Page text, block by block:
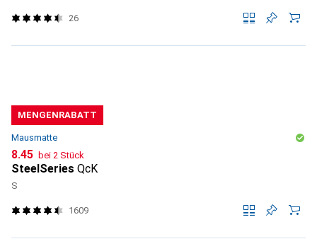
26
MENGENRABATT
Mausmatte
CHF
8.45 bei 2 Stück
SteelSeries QcK
S
1609